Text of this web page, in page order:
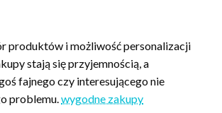
produktów i możliwość personalizacji
stają się przyjemnością, a
fajnego czy interesującego nie
problemu.wygodne zakupy